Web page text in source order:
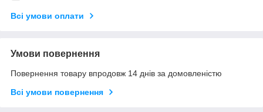
Всі умови оплати
Умови повернення
Повернення товару впродовж 14 днів за домовленістю
Всі умови повернення